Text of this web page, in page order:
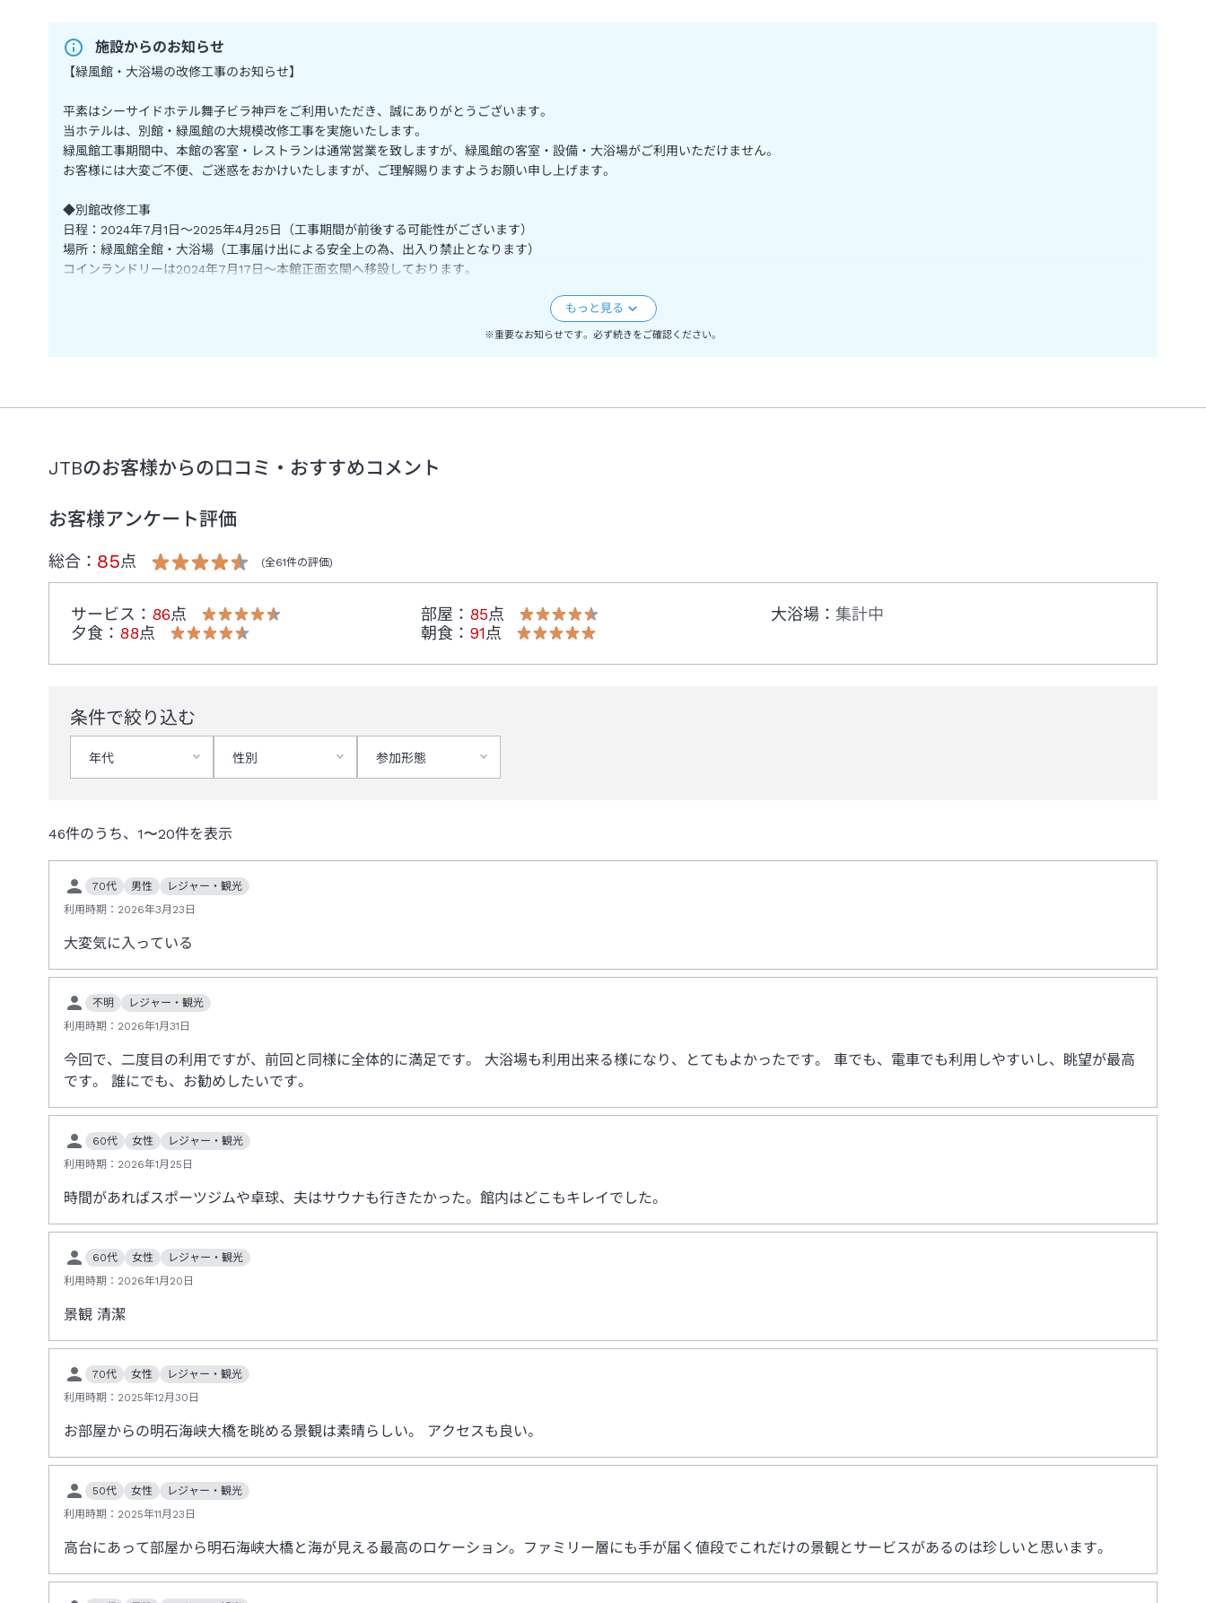
施設からのお知らせ
【緑風館・大浴場の改修工事のお知らせ】
平素はシーサイドホテル舞子ビラ神戸をご利用いただき、誠にありがとうございます。
当ホテルは、別館・緑風館の大規模改修工事を実施いたします。
緑風館工事期間中、本館の客室・レストランは通常営業を致しますが、緑風館の客室・設備・大浴場がご利用いただけません。
お客様には大変ご不便、ご迷惑をおかけいたしますが、ご理解賜りますようお願い申し上げます。
◆別館改修工事
日程：2024年7月1日～2025年4月25日（工事期間が前後する可能性がございます）
場所：緑風館全館・大浴場（工事届け出による安全上の為、出入り禁止となります）
コインランドリーは2024年7月17日～本館正面玄関へ移設しております。
※重要なお知らせです。必ず続きをご確認ください。
JTBのお客様からの口コミ・おすすめコメント
お客様アンケート評価
総合： 85点 (全61件の評価)
サービス ： 86点 部屋 ： 85点 大浴場 ： 集計中
夕食 ： 88点 朝食 ： 91点
条件で絞り込む
年代 性別 参加形態
46件のうち、 1〜20件を表示
70代 男性
レジャー・観光
利用時期： 2026年3月23日
大変気に入っている
不明
レジャー・観光
利用時期： 2026年1月31日
今回で、二度目の利用ですが、前回と同様に全体的に満足です。 大浴場も利用出来る様になり、とてもよかったです。 車でも、電車でも利用しやすいし、眺望が最高
です。 誰にでも、お勧めしたいです。
60代 女性
レジャー・観光
利用時期： 2026年1月25日
時間があればスポーツジムや卓球、夫はサウナも行きたかった。館内はどこもキレイでした。
60代 女性
レジャー・観光
利用時期： 2026年1月20日
景観 清潔
70代 女性
レジャー・観光
利用時期： 2025年12月30日
お部屋からの明石海峡大橋を眺める景観は素晴らしい。 アクセスも良い。
50代 女性
レジャー・観光
利用時期： 2025年11月23日
高台にあって部屋から明石海峡大橋と海が見える最高のロケーション。ファミリー層にも手が届く値段でこれだけの景観とサービスがあるのは珍しいと思います。